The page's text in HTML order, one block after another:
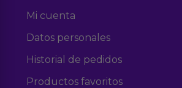
Mi cuenta
Datos personales
Historial de pedidos
Productos favoritos